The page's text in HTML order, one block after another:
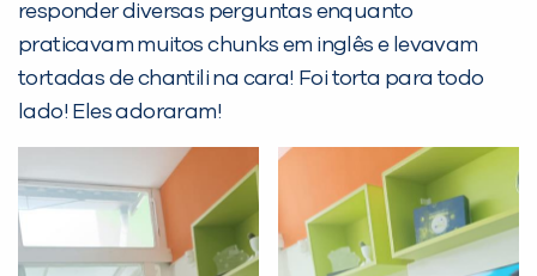
responder diversas perguntas enquanto
praticavam muitos chunks em inglês e levavam
tortadas de chantili na cara! Foi torta para todo
lado! Eles adoraram!